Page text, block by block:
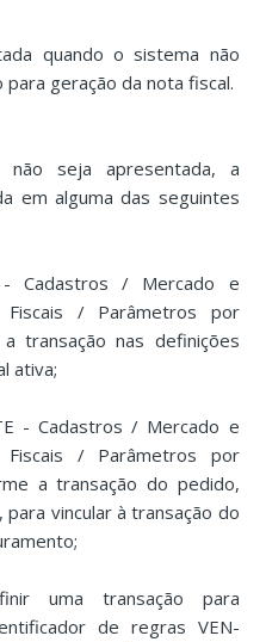
quando o sistema não
geração da nota fiscal.
não seja apresentada, a
em alguma das seguintes
Cadastros / Mercado e
Fiscais / Parâmetros por
transação nas definições
ativa;
- Cadastros / Mercado e
Fiscais / Parâmetros por
a transação do pedido,
vincular à transação do
uma transação para
de regras VEN-